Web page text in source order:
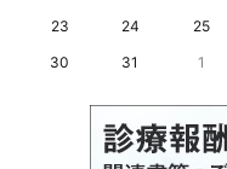
23
24 25
30
31 1